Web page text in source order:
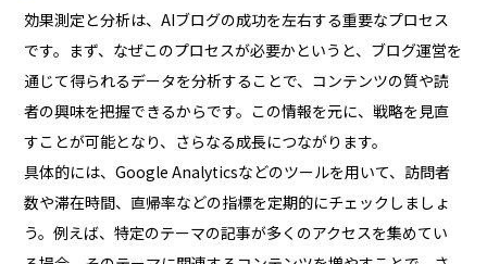
効果測定と分析は、AIブログの成功を左右する重要なプロセス
です。まず、なぜこのプロセスが必要かというと、ブログ運営を
通じて得られるデータを分析することで、コンテンツの質や読
者の興味を把握できるからです。この情報を元に、戦略を見直
すことが可能となり、さらなる成長につながります。
具体的には、Google Analyticsなどのツールを用いて、訪問者
数や滞在時間、直帰率などの指標を定期的にチェックしましょ
う。例えば、特定のテーマの記事が多くのアクセスを集めてい